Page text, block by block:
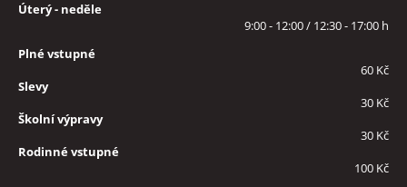
Úterý - neděle
9:00 - 12:00 / 12:30 - 17:00 h
Plné vstupné
60 Kč
Slevy
30 Kč
Školní výpravy
30 Kč
Rodinné vstupné
100 Kč